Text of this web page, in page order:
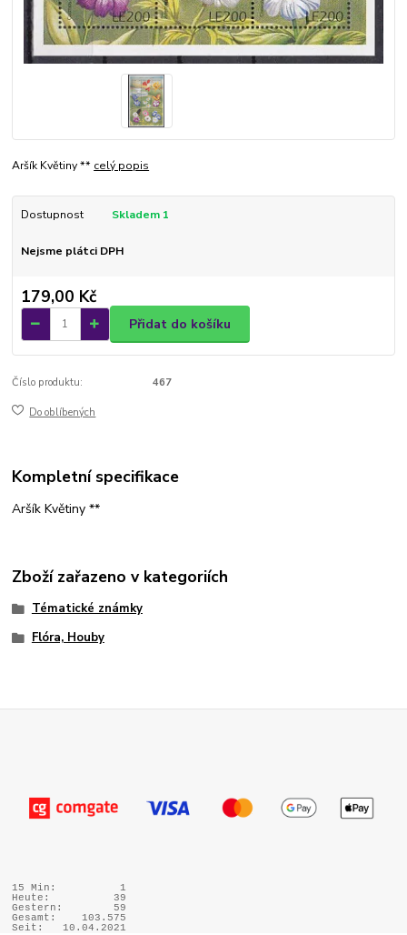
Aršík Květiny ** celý popis
Dostupnost Skladem 1
Nejsme plátci DPH
179,00 Kč
Přidat do košíku
Číslo produktu: 467
Do oblíbených
Kompletní specifikace
Aršík Květiny **
Zboží zařazeno v kategoriích
Tématické známky
Flóra, Houby
15 Min:
1
Heute:
39
Gestern:
59
Gesamt:
103.575
Seit:
10.04.2021